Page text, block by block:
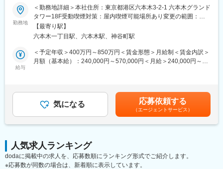
的な業務変革を行なう専担組織として、2025年度より新設された
組織です。若手を中心とした20代から50代までの幅広い年次の
100名ほどのメンバーによって構成され、外部パートナー企業の
伴走型支援のもと、各案件の業務実装に向けた検討・開発（モノ
トづくり）に包括的・一体的に取り組んでいます。また、配属予
定のチームでは、わかりやすく使いやすいアプリケーション等の
■業務内容：
主に広告宣伝における制作領域の仕事を担当いただきます。細か
な校閲作業や、ファイリングなど基礎的な業務から、各種制作物
の企画～制作まで、幅広い領域でのスキルをお持ちの方を歓迎し
ております。
【業務詳細】
・Webコンテンツの制作
す。
・当社自体が新しい取り組みを推奨し、実際に多くの企画が走っ
ているベンチャー企業のような社風ですので、自らの部門のみな
勤務地
＜勤務地詳細＞本社住所：東京都港区六本木3-2-1 六本木グランド
タワー18F受動喫煙対策：屋内喫煙可能場所あり変更の範囲：会
社の定める事業所（リモートワーク含む）
【最寄り駅】
六本木一丁目駅、六本木駅、神谷町駅
給与
＜予定年収＞400万円～850万円＜賃金形態＞月給制＜賃金内訳＞
月額（基本給）：240,000円～570,000円＜月給＞240,000円～
（30時間／月）・月給：43～57万円※固定時間を超える労働を行
った場合は手当を追加支給賃金はあくまでも目安の金額であり、
選考を通じて上下する可能性があります。月給(月額)は固定手当を
含めた表記です。
気になる 応募依頼する
（エージェントサービス）
人気求人ランキング
dodaに掲載中の求人を、応募数順にランキング形式でご紹介します。
※応募数が同数の場合は、新着順に表示しています。